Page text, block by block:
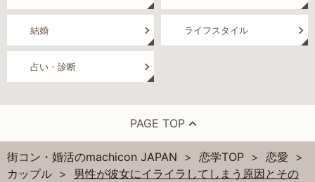
結婚 ライフスタイル
占い・診断
PAGE TOP
街コン・婚活のmachicon JAPAN 恋学TOP
恋愛
カップル
男性が彼女にイライラしてしまう原因とその